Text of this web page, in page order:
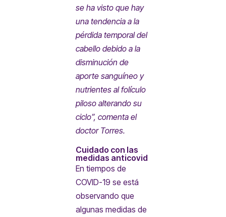
se ha visto que hay
una tendencia a la
pérdida temporal del
cabello debido a la
disminución de
aporte sanguíneo y
nutrientes al folículo
piloso alterando su
ciclo”, comenta el
doctor Torres.
Cuidado con las
medidas anticovid
En tiempos de
COVID-19 se está
observando que
algunas medidas de